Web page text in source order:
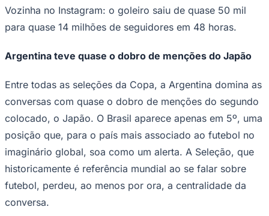
Flamengo
Vozinha no Instagram: o goleiro saiu de quase 50 mil
para quase 14 milhões de seguidores em 48 horas.
Argentina teve quase o dobro de menções do Japão
Entre todas as seleções da Copa, a Argentina domina as
conversas com quase o dobro de menções do segundo
colocado, o Japão. O Brasil aparece apenas em 5º, uma
posição que, para o país mais associado ao futebol no
imaginário global, soa como um alerta. A Seleção, que
historicamente é referência mundial ao se falar sobre
futebol, perdeu, ao menos por ora, a centralidade da
conversa.